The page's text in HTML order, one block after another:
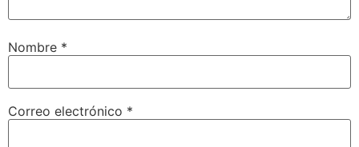
Nombre *
Correo electrónico *